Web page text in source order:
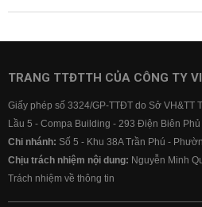
TRANG TTĐTTH CỦA CÔNG TY
Giấy phép số 3324/GP-TTĐT do Sở VH&TT
Lầu 5 - Compa Building - 293 Điện Biên
Chi nhánh: Số 5 - Khu 38A Trần Phú -
Chịu trách nhiệm nội dung: Nguyễn Minh
Trách nhiệm về thông tin